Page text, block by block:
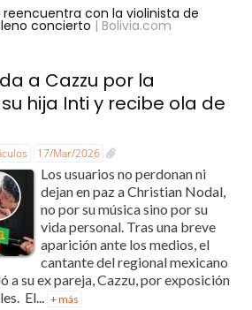
reencuentra con la violinista de
concierto | Bolivia.com
a Cazzu por la
hija Inti y recibe ola de
17/Mar/2026
Los usuarios no perdonan ni
dejan en paz a Christian Nodal,
no por su música sino por su
vida personal. Tras una breve
aparición ante los medios, el
cantante del regional mexicano
a su ex pareja, Cazzu, por exposición
El... + más